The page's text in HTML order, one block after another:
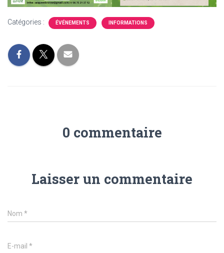
Catégories : ÉVÉNEMENTS INFORMATIONS
0 commentaire
Laisser un commentaire
Nom *
E-mail *